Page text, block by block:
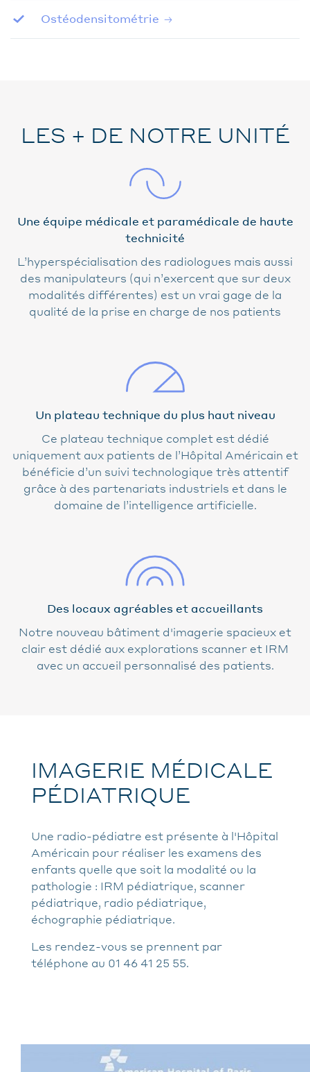
Ostéodensitométrie
LES + DE NOTRE UNITÉ
Une équipe médicale et paramédicale de haute
technicité
L’hyperspécialisation des radiologues mais aussi
des manipulateurs (qui n’exercent que sur deux
modalités différentes) est un vrai gage de la
qualité de la prise en charge de nos patients
Un plateau technique du plus haut niveau
Ce plateau technique complet est dédié
uniquement aux patients de l’Hôpital Américain et
bénéficie d’un suivi technologique très attentif
grâce à des partenariats industriels et dans le
domaine de l’intelligence artificielle.
Des locaux agréables et accueillants
Notre nouveau bâtiment d'imagerie spacieux et
clair est dédié aux explorations scanner et IRM
avec un accueil personnalisé des patients.
IMAGERIE MÉDICALE
PÉDIATRIQUE
Une radio-pédiatre est présente à l'Hôpital
Américain pour réaliser les examens des
enfants quelle que soit la modalité ou la
pathologie : IRM pédiatrique, scanner
pédiatrique, radio pédiatrique,
échographie pédiatrique.
Les rendez-vous se prennent par
téléphone au 01 46 41 25 55.